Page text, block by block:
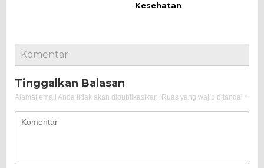
Kesehatan
Komentar
Tinggalkan Balasan
Alamat email Anda tidak akan dipublikasikan. Ruas yang wajib ditandai *